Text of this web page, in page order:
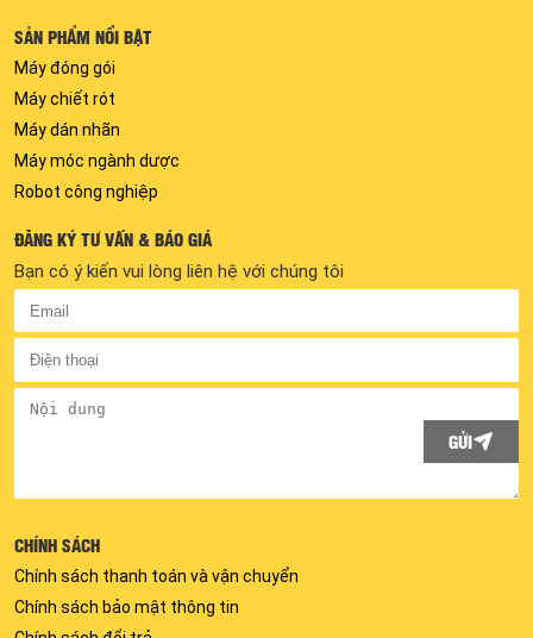
SẢN PHẨM NỔI BẬT
Máy đóng gói
Máy chiết rót
Máy dán nhãn
Máy móc ngành dược
Robot công nghiệp
ĐĂNG KÝ TƯ VẤN & BÁO GIÁ
Bạn có ý kiến vui lòng liên hệ với chúng tôi
GỬI
CHÍNH SÁCH
Chính sách thanh toán và vận chuyển
Chính sách bảo mật thông tin